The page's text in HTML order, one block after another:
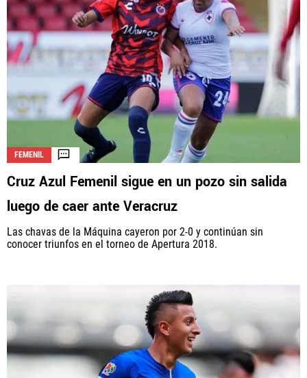
FEMENIL
Cruz Azul Femenil sigue en un pozo sin salida
luego de caer ante Veracruz
Las chavas de la Máquina cayeron por 2-0 y continúan sin
conocer triunfos en el torneo de Apertura 2018.